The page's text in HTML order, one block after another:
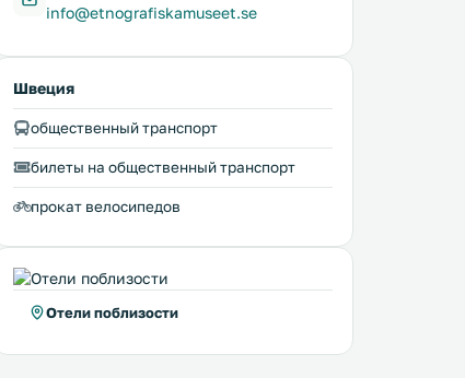
info@etnografiskamuseet.se
Швеция
общественный транспорт
билеты на общественный транспорт
прокат велосипедов
Отели поблизости